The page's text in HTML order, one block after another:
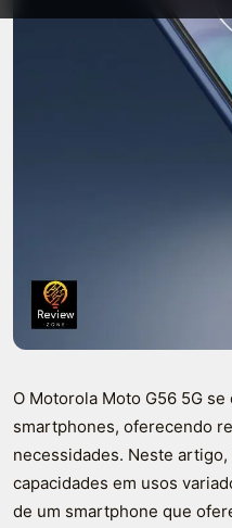
O Motorola Moto G56 5G
smartphones, oferecendo
necessidades. Neste
capacidades em usos
de um smartphone que